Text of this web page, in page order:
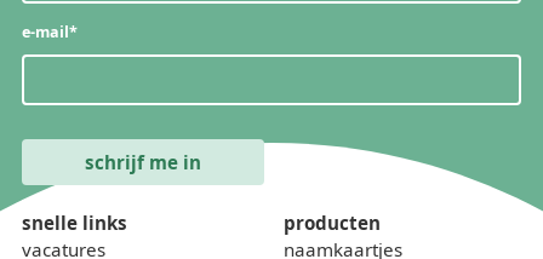
e-mail*
snelle links
vacatures
producten
naamkaartjes